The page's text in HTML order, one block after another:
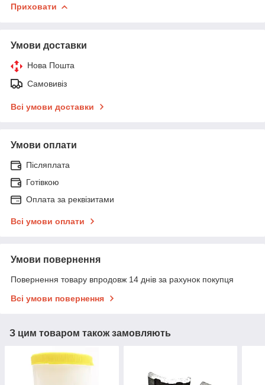
Приховати
Умови доставки
Нова Пошта
Самовивіз
Всі умови доставки
Умови оплати
Післяплата
Готівкою
Оплата за реквізитами
Всі умови оплати
Умови повернення
Повернення товару впродовж 14 днів за рахунок покупця
Всі умови повернення
З цим товаром також замовляють